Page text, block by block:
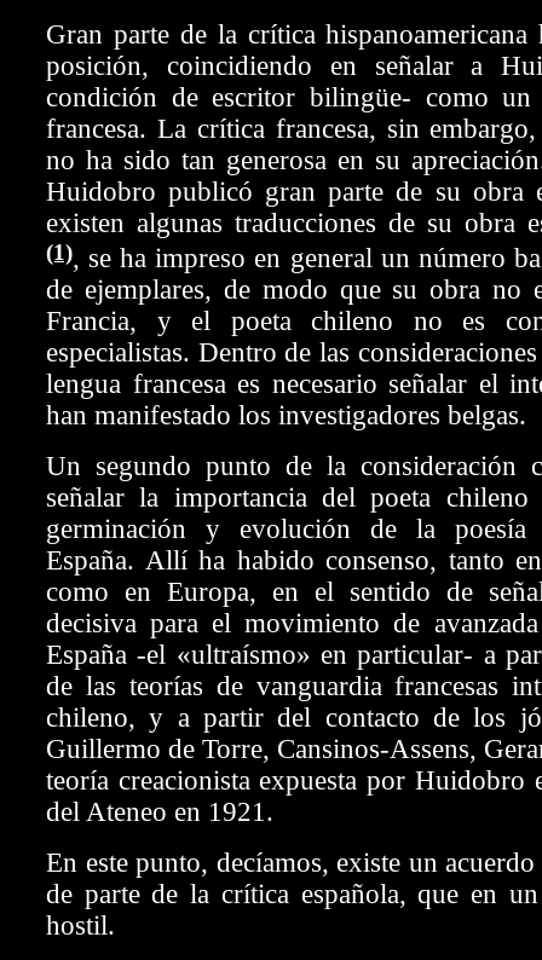
Gran parte de la crítica hispanoamericana
posición, coincidiendo en señalar a
condición de escritor bilingüe- como un
francesa. La crítica francesa, sin
no ha sido tan generosa en su
Huidobro publicó gran parte de su obra
existen algunas traducciones de su obra
(1), se ha impreso en general un número
de ejemplares, de modo que su obra no
Francia, y el poeta chileno no es
especialistas. Dentro de las
lengua francesa es necesario señalar el
han manifestado los investigadores belgas.
Un segundo punto de la consideración
señalar la importancia del poeta
germinación y evolución de la poesía
España. Allí ha habido consenso, tanto
como en Europa, en el sentido de
decisiva para el movimiento de
España -el «ultraísmo» en particular- a
de las teorías de vanguardia francesas
chileno, y a partir del contacto de los
Guillermo de Torre, Cansinos-Assens,
teoría creacionista expuesta por Huidobro
del Ateneo en 1921.
En este punto, decíamos, existe un
de parte de la crítica española, que en
hostil.